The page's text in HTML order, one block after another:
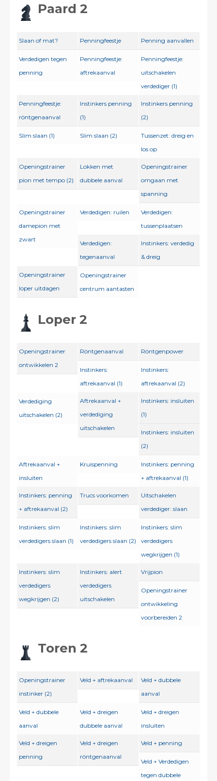
Paard 2
Slaan of mat? Penningfeestje Penning aanvallen
Verdedigen tegen
penning
Penningfeestje:
aftrekaanval
Penningfeestje:
uitschakelen
verdediger (1)
Penningfeestje:
röntgenaanval
Instinkers penning
(1)
Instinkers penning
(2)
Slim slaan (1) Slim slaan (2)
Tussenzet: dreig en
los op
Openingstrainer
pion met tempo (2)
Lokken met
dubbele aanval
Openingstrainer
omgaan met
spanning
Openingstrainer
damepion met
zwart
Verdedigen: ruilen
Verdedigen:
tussenplaatsen
Verdedigen:
tegenaanval
Instinkers: verdedig
& dreig
Openingstrainer
loper uitdagen
Openingstrainer
centrum aantasten
Loper 2
Openingstrainer
ontwikkelen 2
Röntgenaanval Röntgenpower
Instinkers:
aftrekaanval (1)
Instinkers:
aftrekaanval (2)
Verdediging
uitschakelen (2)
Aftrekaanval +
verdediging
uitschakelen
Instinkers: insluiten
(1)
Instinkers: insluiten
(2)
Aftrekaanval +
insluiten
Kruispenning
Instinkers: penning
+ aftrekaanval (1)
Instinkers: penning
+ aftrekaanval (2)
Trucs voorkomen
Uitschakelen
verdediger: slaan
Instinkers: slim
verdedigers slaan (1)
Instinkers: slim
verdedigers slaan (2)
Instinkers: slim
verdedigers
wegkrijgen (1)
Instinkers: slim
verdedigers
wegkrijgen (2)
Instinkers: alert
verdedigers
uitschakelen
Vrijpion
Openingstrainer
ontwikkeling
voorbereiden 2
Toren 2
Openingstrainer
instinker (2)
Veld + aftrekaanval
Veld + dubbele
aanval
Veld + dubbele
aanval
Veld + dreigen
dubbele aanval
Veld + dreigen
insluiten
Veld + dreigen
penning
Veld + dreigen
röntgenaanval
Veld + penning
Veld + Verdedigen
tegen dubbele